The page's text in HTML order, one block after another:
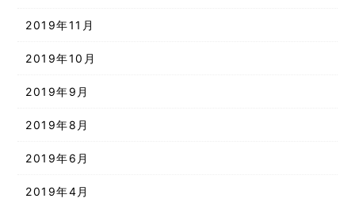
2019年11月
2019年10月
2019年9月
2019年8月
2019年6月
2019年4月